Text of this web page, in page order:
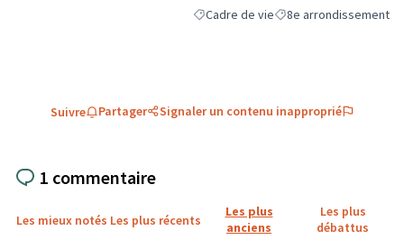
Filtrer les résultats de la catégorie :
Cadre de vieFiltrer les résultats
8e arrondissement
Suivre Partager Signaler un contenu inapproprié
1 commentaire
Les mieux notés Les plus récents
Les plus
anciens
Les plus
débattus